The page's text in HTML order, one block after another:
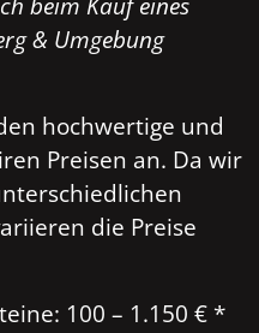
& Umgebung
hochwertige und
Preisen an. Da wir
die Preise
100 – 1.150 € *